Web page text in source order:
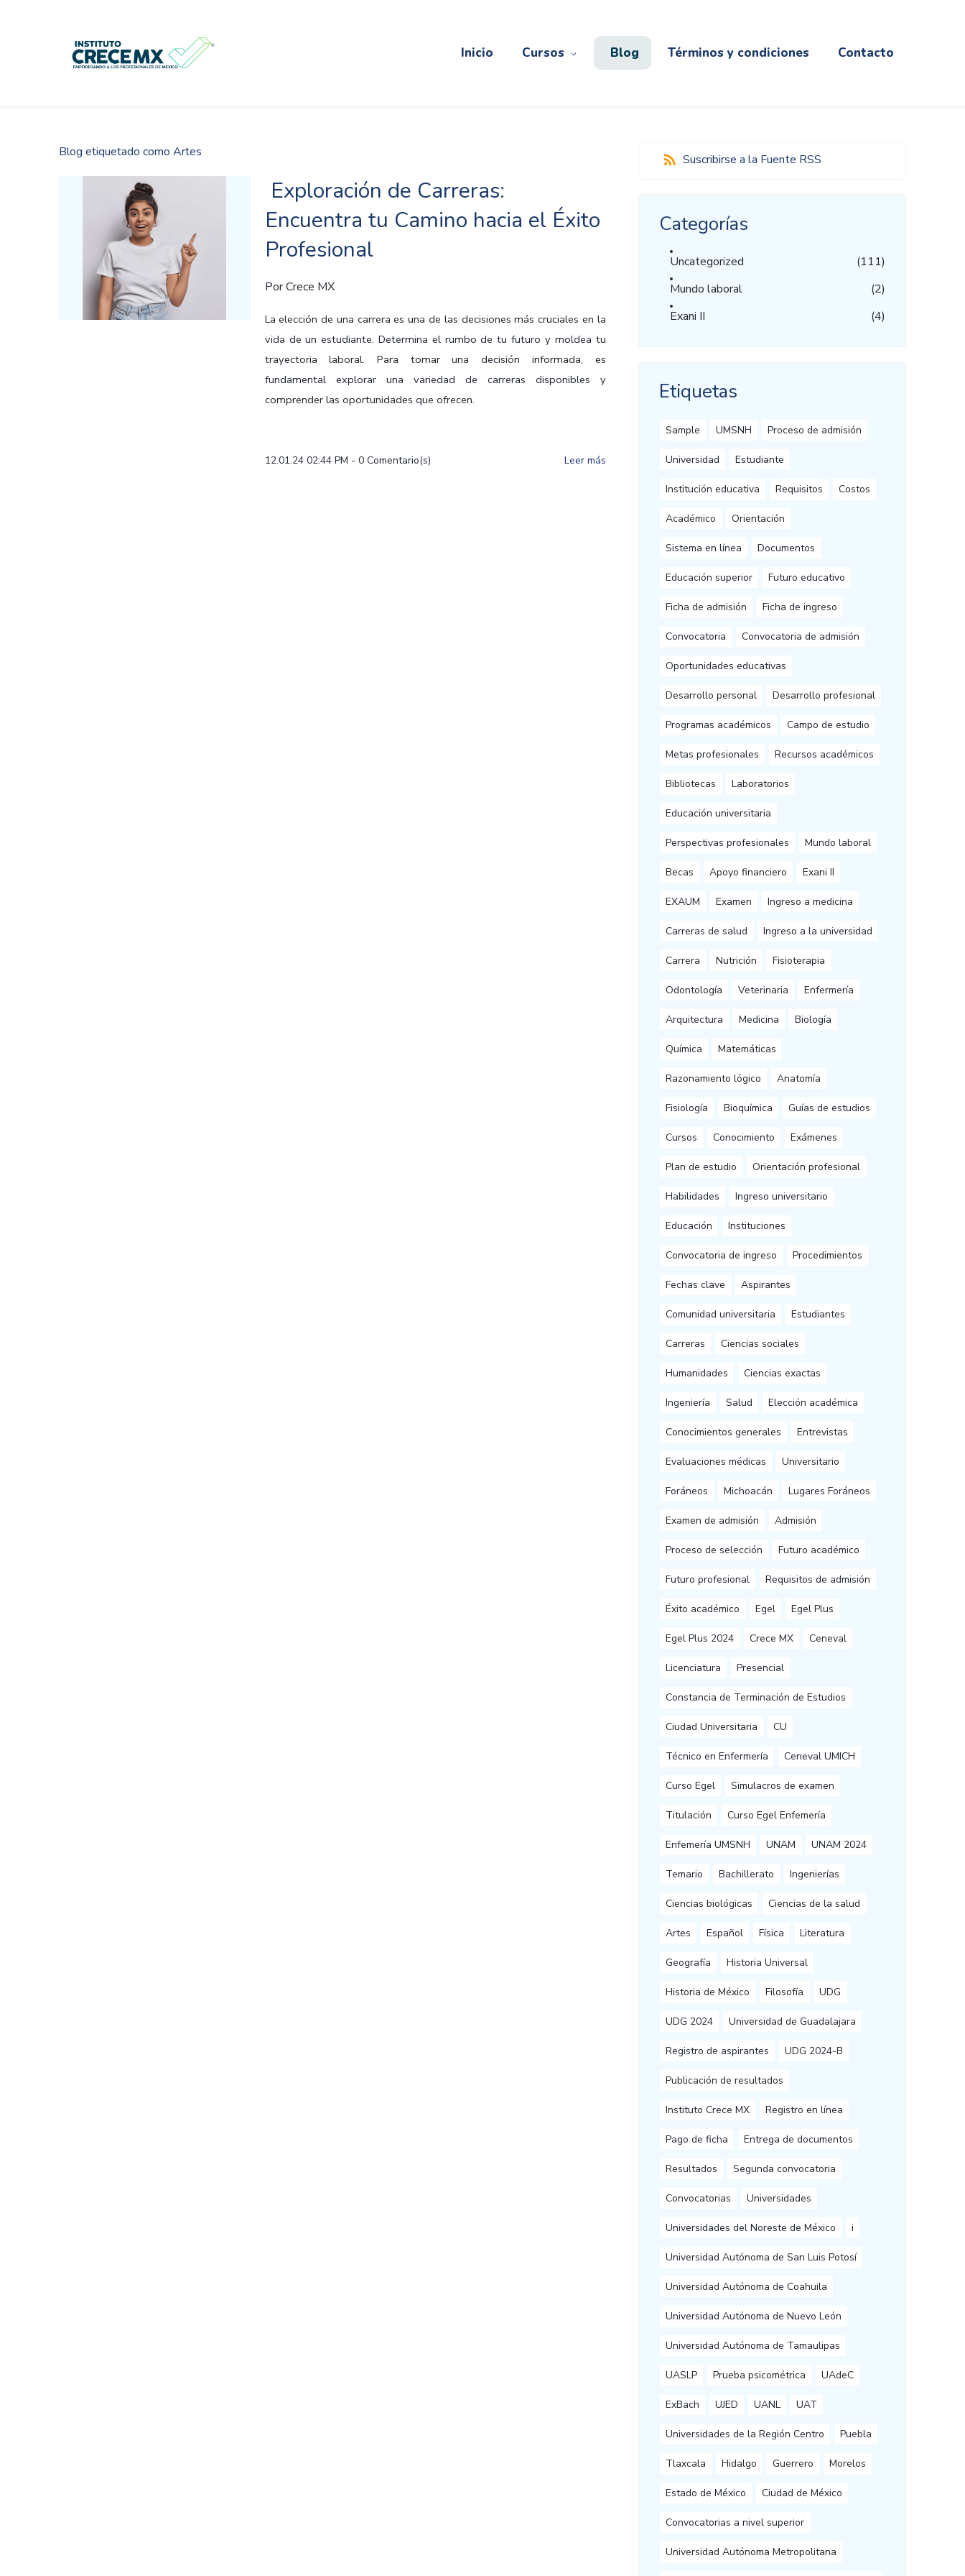
Inicio Cursos Blog Términos y condiciones Contacto
Blog etiquetado como Artes
Exploración de Carreras:
Encuentra tu Camino hacia el Éxito
Profesional
PorCrece MX
La elección de una carrera es una de las decisiones más cruciales en la
vida de un estudiante. Determina el rumbo de tu futuro y moldea tu
trayectoria laboral. Para tomar una decisión informada, es
fundamental explorar una variedad de carreras disponibles y
comprender las oportunidades que ofrecen.
12.01.24 02:44 PM - 0Comentario(s) Leer más
Suscribirse a la Fuente RSS
Categorías
Uncategorized
(111)
Mundo laboral
(2)
Exani II
(4)
Etiquetas
Sample UMSNH Proceso de admisión
Universidad Estudiante
Institución educativa Requisitos Costos
Académico Orientación
Sistema en línea Documentos
Educación superior Futuro educativo
Ficha de admisión Ficha de ingreso
Convocatoria Convocatoria de admisión
Oportunidades educativas
Desarrollo personal Desarrollo profesional
Programas académicos Campo de estudio
Metas profesionales Recursos académicos
Bibliotecas Laboratorios
Educación universitaria
Perspectivas profesionales Mundo laboral
Becas Apoyo financiero Exani II
EXAUM Examen Ingreso a medicina
Carreras de salud Ingreso a la universidad
Carrera Nutrición Fisioterapia
Odontología Veterinaria Enfermería
Arquitectura Medicina Biología
Química Matemáticas
Razonamiento lógico Anatomía
Fisiología Bioquímica Guías de estudios
Cursos Conocimiento Exámenes
Plan de estudio Orientación profesional
Habilidades Ingreso universitario
Educación Instituciones
Convocatoria de ingreso Procedimientos
Fechas clave Aspirantes
Comunidad universitaria Estudiantes
Carreras Ciencias sociales
Humanidades Ciencias exactas
Ingeniería Salud Elección académica
Conocimientos generales Entrevistas
Evaluaciones médicas Universitario
Foráneos Michoacán Lugares Foráneos
Examen de admisión Admisión
Proceso de selección Futuro académico
Futuro profesional Requisitos de admisión
Éxito académico Egel Egel Plus
Egel Plus 2024 Crece MX Ceneval
Licenciatura Presencial
Constancia de Terminación de Estudios
Ciudad Universitaria CU
Técnico en Enfermería Ceneval UMICH
Curso Egel Simulacros de examen
Titulación Curso Egel Enfemería
Enfemería UMSNH UNAM UNAM 2024
Temario Bachillerato Ingenierías
Ciencias biológicas Ciencias de la salud
Artes Español Física Literatura
Geografía Historia Universal
Historia de México Filosofía UDG
UDG 2024 Universidad de Guadalajara
Registro de aspirantes UDG 2024-B
Publicación de resultados
Instituto Crece MX Registro en línea
Pago de ficha Entrega de documentos
Resultados Segunda convocatoria
Convocatorias Universidades
Universidades del Noreste de México i
Universidad Autónoma de San Luis Potosí
Universidad Autónoma de Coahuila
Universidad Autónoma de Nuevo León
Universidad Autónoma de Tamaulipas
UASLP Prueba psicométrica UAdeC
ExBach UJED UANL UAT
Universidades de la Región Centro Puebla
Tlaxcala Hidalgo Guerrero Morelos
Estado de México Ciudad de México
Convocatorias a nivel superior
Universidad Autónoma Metropolitana